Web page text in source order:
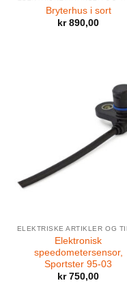
Bryterhus i sort
kr890,00
Elektronisk
speedometersensor,
Sportster 95-03
kr750,00